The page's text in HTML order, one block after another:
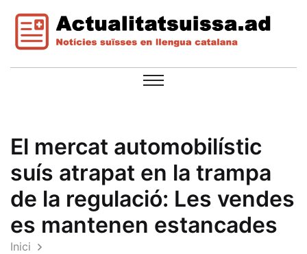
El mercat automobilístic
suís atrapat en la trampa
de la regulació: Les vendes
es mantenen estancades
Inici